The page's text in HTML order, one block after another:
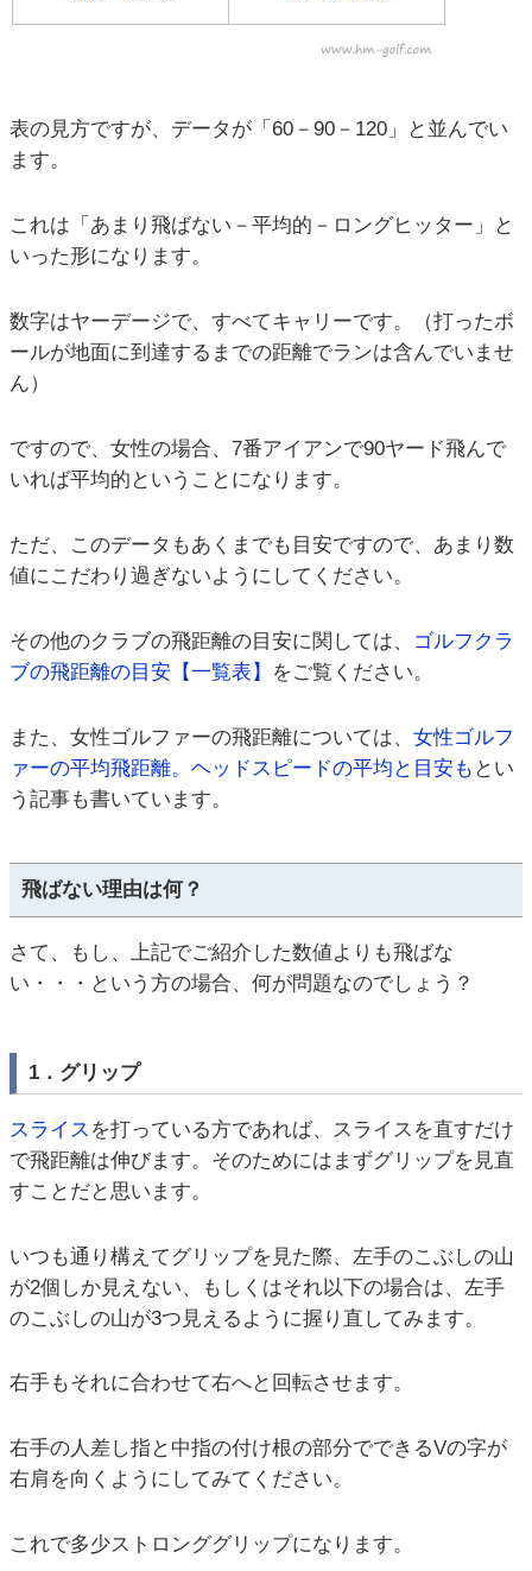
表の見方ですが、データが「60－90－120」と並んでい
ます。
これは「あまり飛ばない－平均的－ロングヒッター」と
いった形になります。
数字はヤーデージで、すべてキャリーです。（打ったボ
ールが地面に到達するまでの距離でランは含んでいませ
ん）
ですので、女性の場合、7番アイアンで90ヤード飛んで
いれば平均的ということになります。
ただ、このデータもあくまでも目安ですので、あまり数
値にこだわり過ぎないようにしてください。
その他のクラブの飛距離の目安に関しては、
ゴルフクラ
ブの飛距離の目安【一覧表】
をご覧ください。
また、女性ゴルファーの飛距離については、 女性ゴルフ
ァーの平均飛距離。ヘッドスピードの平均と目安も とい
う記事も書いています。
飛ばない理由は何？
さて、もし、上記でご紹介した数値よりも飛ばな
い・・・という方の場合、何が問題なのでしょう？
1．グリップ
スライス を打っている方であれば、スライスを直すだけ
で飛距離は伸びます。そのためにはまずグリップを見直
すことだと思います。
いつも通り構えてグリップを見た際、左手のこぶしの山
が2個しか見えない、もしくはそれ以下の場合は、左手
のこぶしの山が3つ見えるように握り直してみます。
右手もそれに合わせて右へと回転させます。
右手の人差し指と中指の付け根の部分でできるVの字が
右肩を向くようにしてみてください。
これで多少ストロンググリップになります。